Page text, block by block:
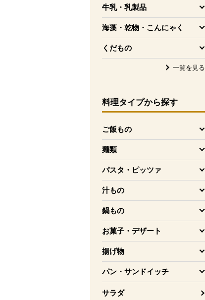
牛乳・乳製品
を開く
海藻・乾物・こんにゃく
を開く
くだもの
を開く
一覧を見る
料理タイプから探す
ご飯もの
を開く
麺類
を開く
パスタ・ピッツァ
を開く
汁もの
を開く
鍋もの
を開く
お菓子・デザート
を開く
揚げ物
を開く
パン・サンドイッチ
を開く
サラダ